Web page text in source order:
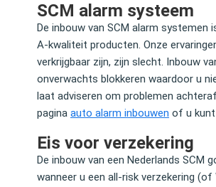
SCM alarm systeem
De inbouw van SCM alarm
A-kwaliteit producten. Onze
verkrijgbaar zijn, zijn slecht. Inbouw
onverwachts blokkeren waardoor u
laat adviseren om problemen
pagina auto alarm inbouwen of u
Eis voor verzekering
De inbouw van een Nederlands SCM
wanneer u een all-risk verzekering